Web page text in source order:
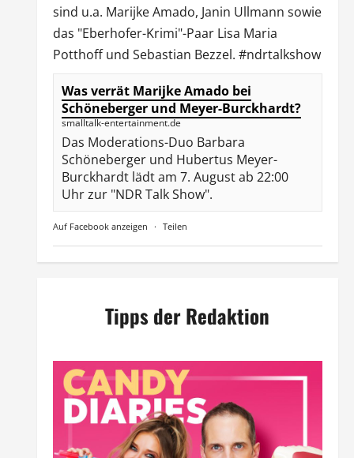
sind u.a. Marijke Amado, Janin Ullmann sowie
das "Eberhofer-Krimi"-Paar Lisa Maria
Potthoff und Sebastian Bezzel. #ndrtalkshow
Was verrät Marijke Amado bei
Schöneberger und Meyer-Burckhardt?
smalltalk-entertainment.de
Das Moderations-Duo Barbara
Schöneberger und Hubertus Meyer-
Burckhardt lädt am 7. August ab 22:00
Uhr zur "NDR Talk Show".
Auf Facebook anzeigen · Teilen
Tipps der Redaktion